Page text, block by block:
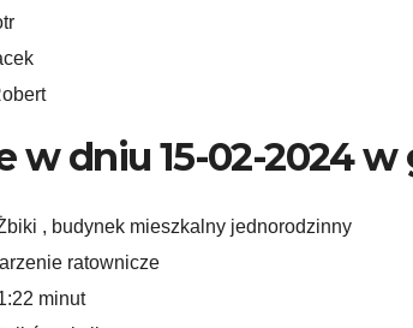
w dniu 15-02-2024 w
, budynek mieszkalny jednorodzinny
ratownicze
minut